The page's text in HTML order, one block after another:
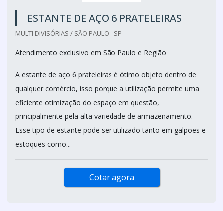
ESTANTE DE AÇO 6 PRATELEIRAS
MULTI DIVISÓRIAS / SÃO PAULO - SP
Atendimento exclusivo em São Paulo e Região
A estante de aço 6 prateleiras é ótimo objeto dentro de
qualquer comércio, isso porque a utilização permite uma
eficiente otimização do espaço em questão,
principalmente pela alta variedade de armazenamento.
Esse tipo de estante pode ser utilizado tanto em galpões e
estoques como...
Cotar agora